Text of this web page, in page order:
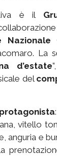
è il
La
d’estate
del
vitello
anguria e